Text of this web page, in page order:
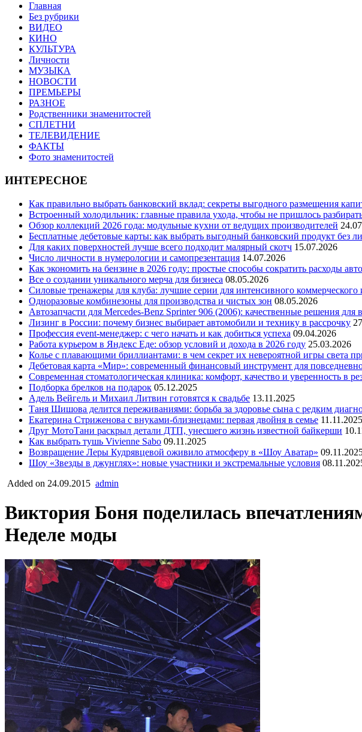
Главная
Без рубрики
ВИДЕО
КИНО
КУЛЬТУРА
Личности
МУЗЫКА
НОВОСТИ
ПРЕМЬЕРЫ
РАЗНОЕ
Родственники знаменитостей
СПЛЕТНИ
ТЕЛЕВИДЕНИЕ
ФАКТЫ
Фото знаменитостей
ИНТЕРЕСНОЕ
Как правильно выбрать банковский вклад: секреты выгодного размещения
Встроенный холодильник: главные правила ухода, чтобы не пришлось
Обзор коллекций 2026 года: модульные кухни от ведущих производителей
Бесплатные дебетовые карты: как выбрать выгодный банковский продукт без
Для каких поверхностей лучше всего подходит малярный скотч 15.07.2026
Число личности в нумерологии и самопрезентация 14.07.2026
Как экономить на бензине в 2026 году: простые способы сократить расходы
Все о создании уникального мерча для бизнеса 08.05.2026
Силовые тренажеры для клуба: лучшие серии для интенсивного коммерческого
Одноразовые комбинезоны для производства и чистых зон 08.05.2026
Автозапчасти для Mercedes-Benz Sprinter 906 (2006): качественные решения для
Лизинг в России: почему бизнес выбирает автомобили и технику в рассрочку
Профессия event-менеджер: с чего начать и как добиться успеха 09.04.2026
Работа курьером в Яндекс Еде: обзор условий и дохода в 2026 году 25.03.2026
Колье с плавающими бриллиантами: в чем секрет их невероятной игры света
Дебетовая карта «Мир»: современный финансовый инструмент для
Современная стоматологическая клиника: комфорт, качество и уверенность в
Подборка брелков на подарок 05.12.2025
Адель Вейгель и Михаил Литвин готовятся к свадьбе 13.11.2025
Таня Шишова делится переживаниями: борьба за здоровье сына с редким
Екатерина Стриженова с внуками-близнецами: первая двойня в семье 11.11.2025
Друг МотоТани раскрыл детали ДТП, унесшего жизнь известной байкерши
Как выбрать тушь Vivienne Sabo 09.11.2025
Возвращение Леры Кудрявцевой оживило атмосферу в «Шоу Аватар»
Шоу «Звезды в джунглях»: новые участники и экстремальные условия
Added on 24.09.2015 admin
Виктория Боня поделилась
Неделе моды